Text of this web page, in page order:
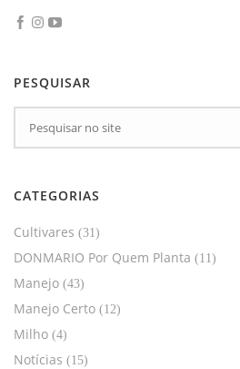
PESQUISAR
CATEGORIAS
Cultivares (31)
DONMARIO Por Quem Planta (11)
Manejo (43)
Manejo Certo (12)
Milho (4)
Notícias (15)